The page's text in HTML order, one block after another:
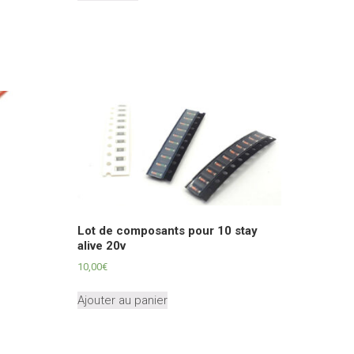
Lot de composants pour 10 stay
alive 20v
10,00€
Ajouter au panier